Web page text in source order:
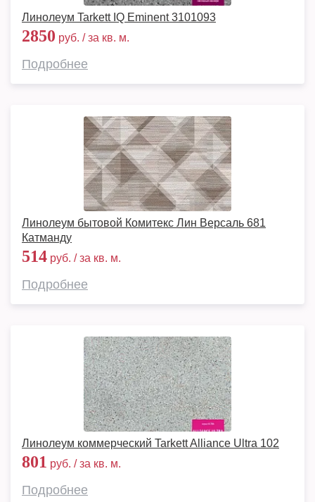
Линолеум Tarkett IQ Eminent 3101093
2850 руб. / за кв. м.
Подробнее
Линолеум бытовой Комитекс Лин Версаль 681
Катманду
514 руб. / за кв. м.
Подробнее
Линолеум коммерческий Tarkett Alliance Ultra 102
801 руб. / за кв. м.
Подробнее